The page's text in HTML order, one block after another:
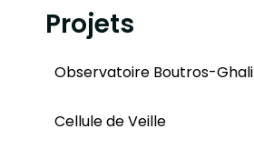
Projets
Observatoire Boutros-Ghali
Cellule de Veille